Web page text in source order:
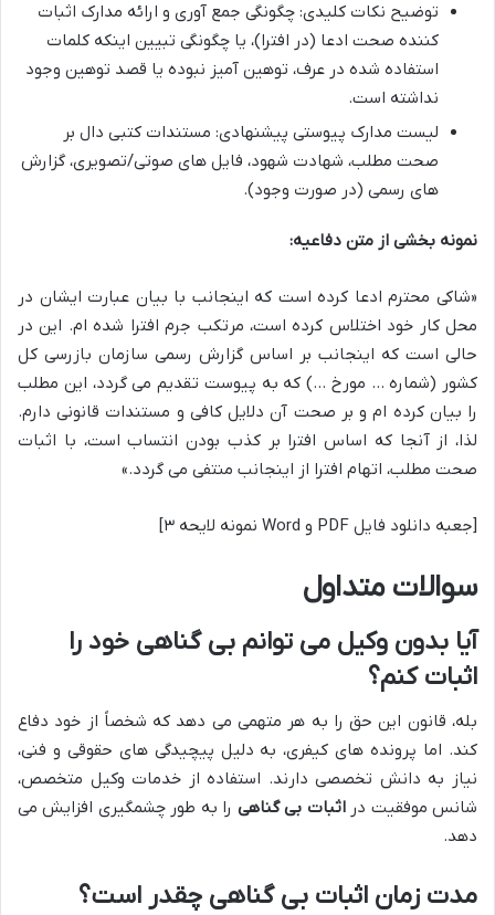
توضیح نکات کلیدی: چگونگی جمع آوری و ارائه مدارک اثبات
کننده صحت ادعا (در افترا)، یا چگونگی تبیین اینکه کلمات
استفاده شده در عرف، توهین آمیز نبوده یا قصد توهین وجود
نداشته است.
لیست مدارک پیوستی پیشنهادی: مستندات کتبی دال بر
صحت مطلب، شهادت شهود، فایل های صوتی/تصویری، گزارش
های رسمی (در صورت وجود).
نمونه بخشی از متن دفاعیه:
«شاکی محترم ادعا کرده است که اینجانب با بیان عبارت ایشان در
محل کار خود اختلاس کرده است، مرتکب جرم افترا شده ام. این در
حالی است که اینجانب بر اساس گزارش رسمی سازمان بازرسی کل
کشور (شماره … مورخ …) که به پیوست تقدیم می گردد، این مطلب
را بیان کرده ام و بر صحت آن دلایل کافی و مستندات قانونی دارم.
لذا، از آنجا که اساس افترا بر کذب بودن انتساب است، با اثبات
صحت مطلب، اتهام افترا از اینجانب منتفی می گردد.»
[جعبه دانلود فایل PDF و Word نمونه لایحه ۳]
سوالات متداول
آیا بدون وکیل می توانم بی گناهی خود را
اثبات کنم؟
بله، قانون این حق را به هر متهمی می دهد که شخصاً از خود دفاع
کند. اما پرونده های کیفری، به دلیل پیچیدگی های حقوقی و فنی،
نیاز به دانش تخصصی دارند. استفاده از خدمات وکیل متخصص،
شانس موفقیت دراثبات بی گناهی را به طور چشمگیری افزایش می
دهد.
مدت زمان اثبات بی گناهی چقدر است؟